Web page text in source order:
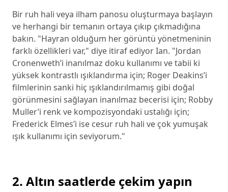
Bir ruh hali veya ilham panosu oluşturmaya başlayın
ve herhangi bir temanın ortaya çıkıp çıkmadığına
bakın. "Hayran olduğum her görüntü yönetmeninin
farklı özellikleri var," diye itiraf ediyor Ian. "Jordan
Cronenweth’i inanılmaz doku kullanımı ve tabii ki
yüksek kontrastlı ışıklandırma için; Roger Deakins’i
filmlerinin sanki hiç ışıklandırılmamış gibi doğal
görünmesini sağlayan inanılmaz becerisi için; Robby
Muller’i renk ve kompozisyondaki ustalığı için;
Frederick Elmes’i ise cesur ruh hali ve çok yumuşak
ışık kullanımı için seviyorum."
2. Altın saatlerde çekim yapın